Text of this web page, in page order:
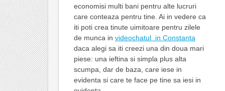
economisi multi bani pentru alte lucruri
care conteaza pentru tine. Ai in vedere ca
iti poti crea tinute uimitoare pentru zilele
de munca in videochatul in Constanta
daca alegi sa iti creezi una din doua mari
piese: una ieftina si simpla plus alta
scumpa, dar de baza, care iese in
evidenta si care te face pe tine sa iesi in